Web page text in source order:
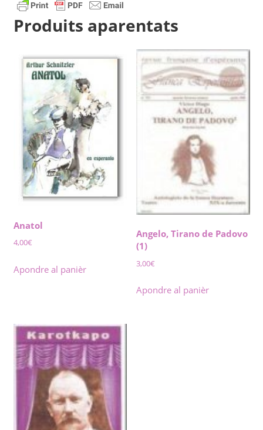
Produits aparentats
Anatol
4,00€
Apondre al panièr
Angelo, Tirano de Padovo
(1)
3,00€
Apondre al panièr